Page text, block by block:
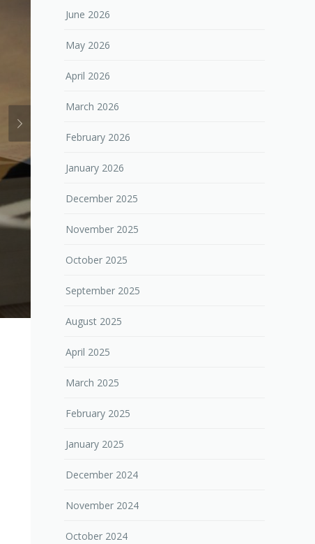
June 2026
May 2026
April 2026
March 2026
February 2026
January 2026
December 2025
November 2025
October 2025
September 2025
August 2025
April 2025
March 2025
February 2025
January 2025
December 2024
November 2024
October 2024